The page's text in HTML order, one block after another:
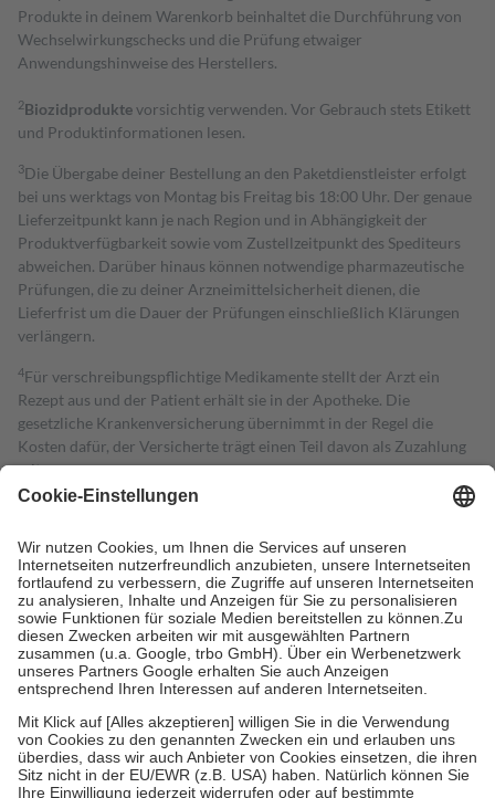
Produkte in deinem Warenkorb beinhaltet die Durchführung von
Wechselwirkungschecks und die Prüfung etwaiger
Anwendungshinweise des Herstellers.
2Biozidproduktevorsichtig verwenden. Vor Gebrauch stets Etikett
und Produktinformationen lesen.
3Die Übergabe deiner Bestellung an den Paketdienstleister erfolgt
bei uns werktags von Montag bis Freitag bis 18:00 Uhr. Der genaue
Lieferzeitpunkt kann je nach Region und in Abhängigkeit der
Produktverfügbarkeit sowie vom Zustellzeitpunkt des Spediteurs
abweichen. Darüber hinaus können notwendige pharmazeutische
Prüfungen, die zu deiner Arzneimittelsicherheit dienen, die
Lieferfrist um die Dauer der Prüfungen einschließlich Klärungen
verlängern.
4Für verschreibungspflichtige Medikamente stellt der Arzt ein
Rezept aus und der Patient erhält sie in der Apotheke. Die
gesetzliche Krankenversicherung übernimmt in der Regel die
Kosten dafür, der Versicherte trägt einen Teil davon als Zuzahlung
mit.
Grundsätzlich leisten Mitglieder Zuzahlungen in Höhe von zehn
höchstens zehn Euro.
Es sind jedoch nie mehr als die tatsächlichen
Kosten der Leistung zu entrichten.
Diese Regeln gelten grundsätzlich auch für Online-Apotheken.
Bei Heilmitteln und häuslicher Krankenpflege beträgt die
Zuzahlung zehn Prozent der Kosten sowie zehn Euro je
Verordnung.
Um das Engagement der Versicherten für ihre eigene Gesundheit zu
stärken und die besondere Stellung der Familie zu unterstützen,
fallenkeine Zuzahlungenan bei:
• Kindern und Jugendlichen bis zum vollendeten 18. Lebensjahr
mit Ausnahme der Fahrkosten
• Untersuchungen zur Vorsorge und Früherkennung, die von der